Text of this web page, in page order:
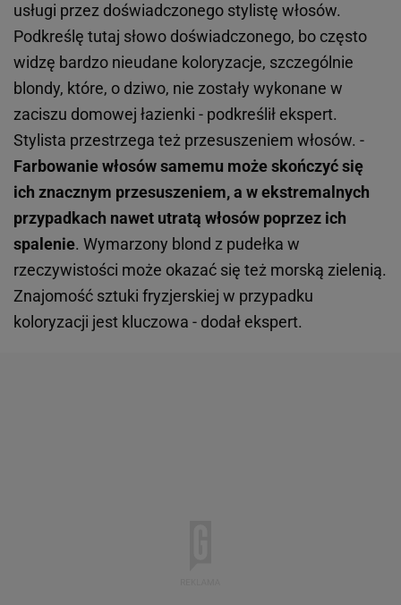
usługi przez doświadczonego stylistę włosów.
Podkreślę tutaj słowo doświadczonego, bo często
widzę bardzo nieudane koloryzacje, szczególnie
blondy, które, o dziwo, nie zostały wykonane w
zaciszu domowej łazienki - podkreślił ekspert.
Stylista przestrzega też przesuszeniem włosów. -
Farbowanie włosów samemu może skończyć się
ich znacznym przesuszeniem, a w ekstremalnych
przypadkach nawet utratą włosów poprzez ich
spalenie. Wymarzony blond z pudełka w
rzeczywistości może okazać się też morską zielenią.
Znajomość sztuki fryzjerskiej w przypadku
koloryzacji jest kluczowa - dodał ekspert.